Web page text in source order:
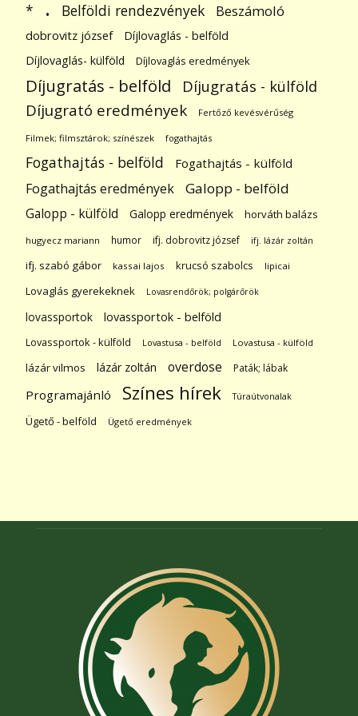
* . Belföldi rendezvények Beszámoló
dobrovitz józsef
Díjlovaglás - belföld
Díjlovaglás- külföld
Díjlovaglás eredmények
Díjugratás - belföld Díjugratás - külföld
Díjugrató eredmények Fertőző kevésvérűség
Filmek; filmsztárok; színészek fogathajtás
Fogathajtás - belföld Fogathajtás - külföld
Fogathajtás eredmények Galopp - belföld
Galopp - külföld Galopp eredmények horváth balázs
hugyecz mariann humor ifj. dobrovitz józsef ifj. lázár zoltán
ifj. szabó gábor kassai lajos krucsó szabolcs lipicai
Lovaglás gyerekeknek Lovasrendőrök; polgárőrök
lovassportok lovassportok - belföld
Lovassportok - külföld Lovastusa - belföld Lovastusa - külföld
lázár vilmos lázár zoltán overdose Paták; lábak
Programajánló Színes hírek Túraútvonalak
Ügető - belföld Ügető eredmények